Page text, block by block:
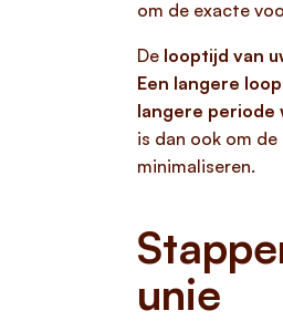
om de exacte
De looptijd van
Een langere
langere
is dan ook om
minimaliseren.
unie